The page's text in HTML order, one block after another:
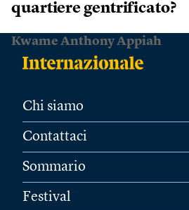
quartiere gentrificato?
Kwame Anthony Appiah
Chi siamo
Contattaci
Sommario
Festival